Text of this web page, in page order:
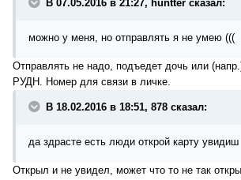
В 07.05.2016 в 21:27, huntter сказал:
можно у меня, но отправлять я не умею (((
Отправлять не надо, подъедет дочь или
РУДН. Номер для связи в личке.
В 18.02.2016 в 18:51, 878 сказал:
да здрасте есть люди открой карту увидиш
Открыл и не увидел, может что то не так